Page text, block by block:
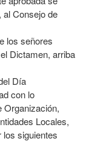
al Consejo de
los señores
Dictamen, arriba
Día
con lo
Organización,
Locales,
los siguientes